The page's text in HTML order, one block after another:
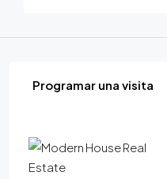
Programar una visita